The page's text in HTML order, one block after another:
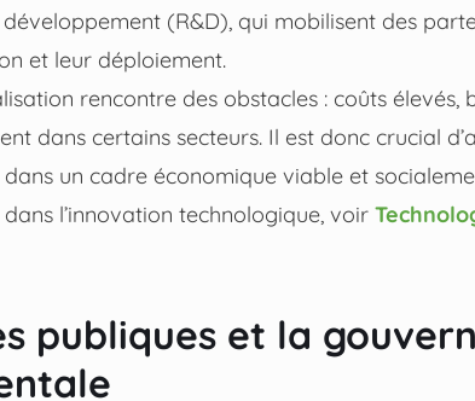
(R&D), qui mobilisent des
et leur déploiement.
rencontre des obstacles : coûts élevés,
dans certains secteurs. Il est donc crucial
un cadre économique viable et
l’innovation technologique, voir
publiques et la